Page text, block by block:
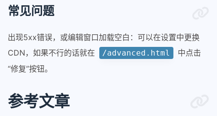
29
31
32
33
34
36
        uses: actions/cache@v4
        id: cache-dependencies
        with:
          path: node_modules
          restore-keys: |
            ${{ runner.os }}-
常见问题
出现5xx错误，或编辑窗口加载空白：可以在设置中更换
CDN，如果不行的话就在
/advanced.html
中点击
“修复”按钮。
参考文章